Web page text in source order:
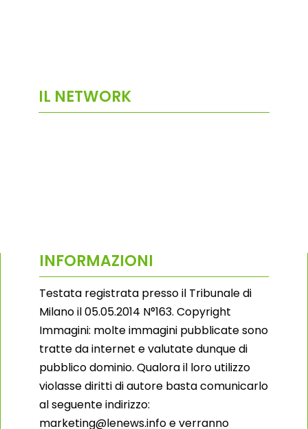
IL NETWORK
INFORMAZIONI
Testata registrata presso il Tribunale di
Milano il 05.05.2014 N°163. Copyright
Immagini: molte immagini pubblicate sono
tratte da internet e valutate dunque di
pubblico dominio. Qualora il loro utilizzo
violasse diritti di autore basta comunicarlo
al seguente indirizzo:
marketing@lenews.info e verranno